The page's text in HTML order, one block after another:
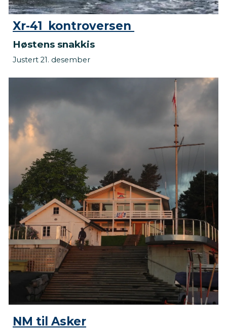
Xr-41 kontroversen
Høstens snakkis
Justert 21. desember
NM til Asker